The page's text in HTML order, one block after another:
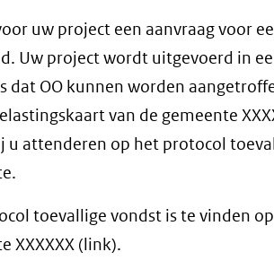
uw project een aanvraag voor
Uw project wordt uitgevoerd in
dat OO kunnen worden
van de gemeente
u attenderen op het protocol
toevallige vondst is te vinden
XXXXXX (link).